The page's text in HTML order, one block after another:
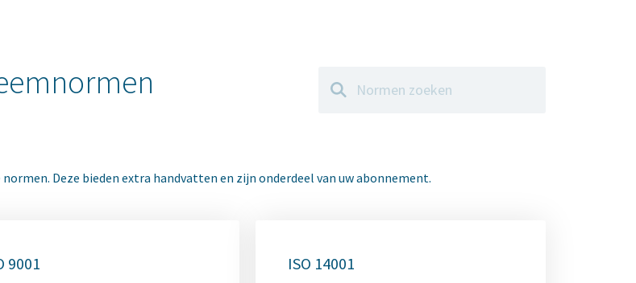
Zoeken
Deze bieden extra handvatten en zijn onderdeel van uw abonnement.
9001 ISO 14001